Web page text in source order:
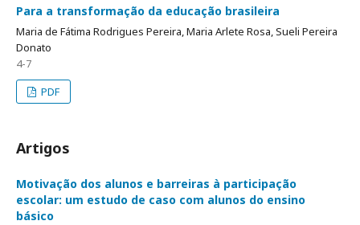
Para a transformação da educação brasileira
Maria de Fátima Rodrigues Pereira, Maria Arlete Rosa, Sueli Pereira
Donato
4-7
PDF
Artigos
Motivação dos alunos e barreiras à participação
escolar: um estudo de caso com alunos do ensino
básico